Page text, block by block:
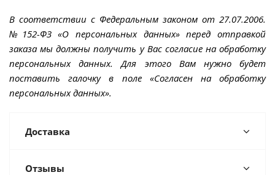
В соответствии с Федеральным законом от 27.07.2006.
№152-ФЗ «О персональных данных» перед отправкой
заказа мы должны получить у Вас согласие на обработку
персональных данных. Для этого Вам нужно будет
поставить галочку в поле «Согласен на обработку
персональных данных».
Доставка
Отзывы